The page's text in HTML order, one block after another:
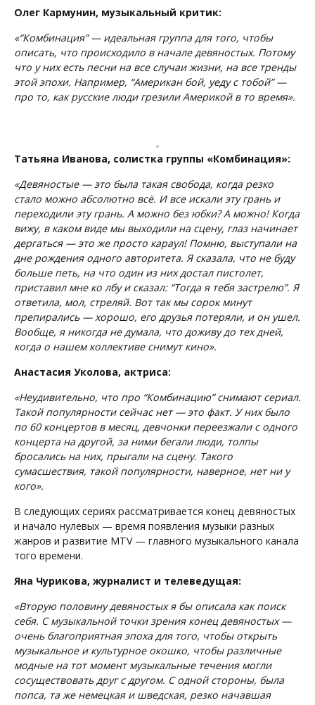
Олег Кармунин, музыкальный критик:
«“Комбинация” — идеальная группа для того, чтобы
описать, что происходило в начале девяностых. Потому
что у них есть песни на все случаи жизни, на все тренды
этой эпохи. Например, “Американ бой, уеду с тобой” —
про то, как русские люди грезили Америкой в то время».
Татьяна Иванова, солистка группы «Комбинация»:
«Девяностые — это была такая свобода, когда резко
стало можно абсолютно всё. И все искали эту грань и
переходили эту грань. А можно без юбки? А можно! Когда
вижу, в каком виде мы выходили на сцену, глаз начинает
дергаться — это же просто караул! Помню, выступали на
дне рождения одного авторитета. Я сказала, что не буду
больше петь, на что один из них достал пистолет,
приставил мне ко лбу и сказал: “Тогда я тебя застрелю”. Я
ответила, мол, стреляй. Вот так мы сорок минут
препирались — хорошо, его друзья потеряли, и он ушел.
Вообще, я никогда не думала, что доживу до тех дней,
когда о нашем коллективе снимут кино».
Анастасия Уколова, актриса:
«Неудивительно, что про “Комбинацию” снимают сериал.
Такой популярности сейчас нет — это факт. У них было
по 60 концертов в месяц, девчонки переезжали с одного
концерта на другой, за ними бегали люди, толпы
бросались на них, прыгали на сцену. Такого
сумасшествия, такой популярности, наверное, нет ни у
кого».
В следующих сериях рассматривается конец девяностых
и начало нулевых — время появления музыки разных
жанров и развитие MTV — главного музыкального канала
того времени.
Яна Чурикова, журналист и телеведущая:
«Вторую половину девяностых я бы описала как поиск
себя. С музыкальной точки зрения конец девяностых —
очень благоприятная эпоха для того, чтобы открыть
музыкальное и культурное окошко, чтобы различные
модные на тот момент музыкальные течения могли
сосуществовать друг с другом. С одной стороны, была
попса, та же немецкая и шведская, резко начавшая